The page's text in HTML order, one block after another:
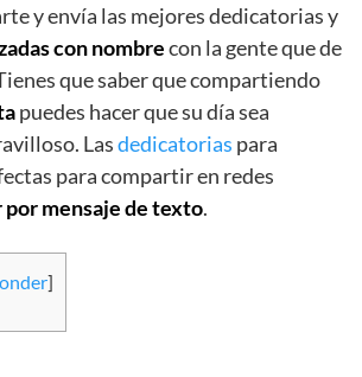
y envía las mejores dedicatorias y
con nombrecon la gente que de
que saber que compartiendo
puedes hacer que su día sea
Lasdedicatorias para
para compartir en redes
mensaje de texto.
]